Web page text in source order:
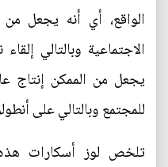
الواقع، أي أنه يجعل
الاجتماعية وبالتالي
يجعل من الممكن إنتاج
للمجتمع وبالتالي على
تلخص لوز أسكارات هذه